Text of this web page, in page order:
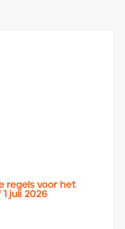
regels voor het
juli 2026